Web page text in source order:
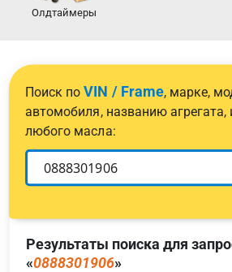
Олдтаймеры
Поиск поVIN / Frame, марке,
автомобиля, названию агрегата,
любого масла:
Результаты поиска для
«0888301906»